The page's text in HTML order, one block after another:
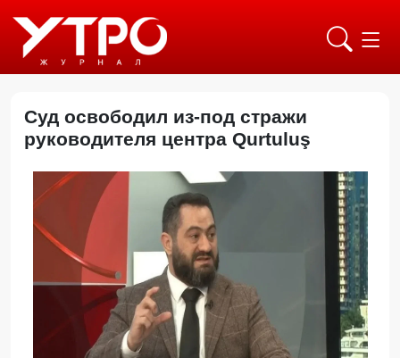
Суд освободил из-под стражи
руководителя центра Qurtuluş